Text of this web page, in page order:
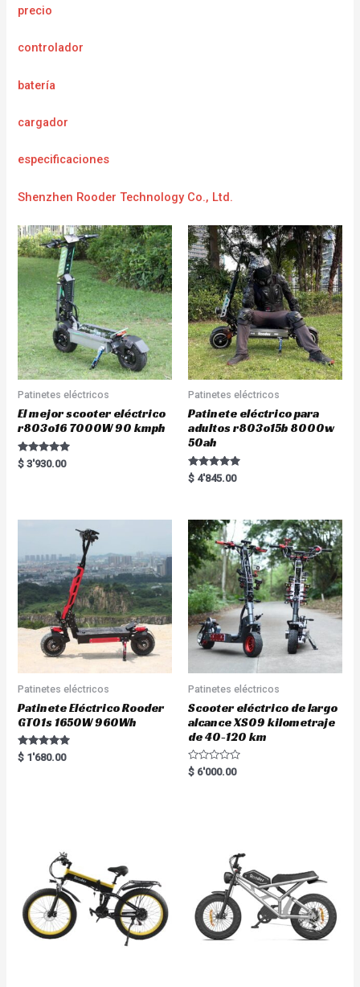
precio
controlador
batería
cargador
especificaciones
Shenzhen Rooder Technology Co., Ltd.
Patinetes eléctricos
El mejor scooter eléctrico
r803o16 7000W 90 kmph
Rated
5.00
$ 3'930.00
Patinetes eléctricos
Patinete eléctrico para
adultos r803o15b 8000w
50ah
Rated
5.00
$ 4'845.00
Patinetes eléctricos
Patinete Eléctrico Rooder
GT01s 1650W 960Wh
Rated
5.00
$ 1'680.00
Patinetes eléctricos
Scooter eléctrico de largo
alcance XS09 kilometraje
de 40-120 km
R
a
$ 6'000.00